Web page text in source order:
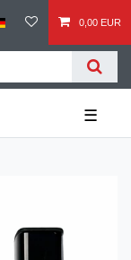
0,00 EUR
☰